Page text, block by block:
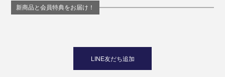
新商品と会員特典をお届け！
LINE友だち追加